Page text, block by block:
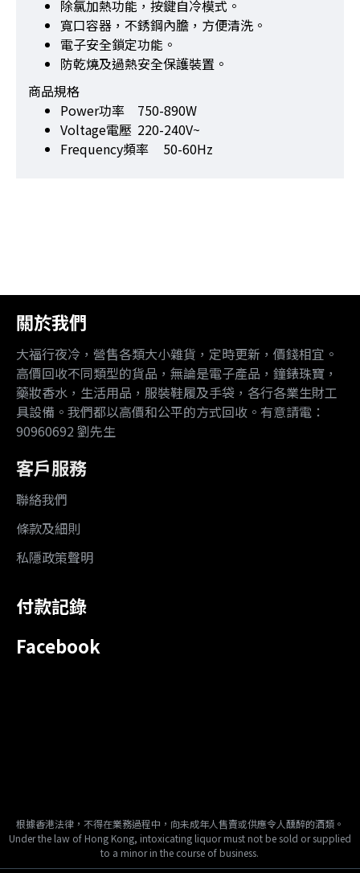
除氯加熱功能，按鍵自冷模式。
寬口容器，不銹鋼內膽，方便清洗。
電子安全鎖定功能。
防乾燒及過熱安全保護裝置。
商品規格
Power功率
750-890W
Voltage電壓 220-240V~
Frequency頻率
50-60Hz
關於我們
大福行夜冷，營售各類大小雜貨，定時更新，價錢相宜。
高價回收不同類型的貨品，無論是電子產品，鐘錶珠寶，
藥妝香水，生活用品，服裝鞋履及手袋，各行各業生財工
具設備。我們都以高價和公平的方式回收。有意請電：
90960692 劉先生
客戶服務
聯絡我們
條款及細則
私隱政策聲明
付款記錄
Facebook
根據香港法律，不得在業務過程中，向未成年人售賣或供應令人醺醉的酒類。
Under the law of Hong Kong, intoxicating liquor must not be sold or supplied
to a minor in the course of business.